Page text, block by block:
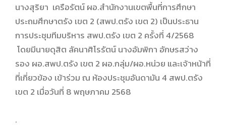
นางสุริยา เครือรัตน์ ผอ.สำนักงานเขตพื้นที่การศึกษา
ประถมศึกษาตรัง เขต 2 (สพป.ตรัง เขต 2) เป็นประธาน
การประชุมทีมบริหาร สพป.ตรัง เขต 2 ครั้งที่ 4/2568
โดยมีนายดุสิต ลัคนาศิโรรัตน์ นางอัมพิกา อักษรสว่าง
รอง ผอ.สพป.ตรัง เขต 2 ผอ.กลุ่ม/ผอ.หน่วย และเจ้าหน้าที่
ที่เกี่ยวข้อง เข้าร่วม ณ ห้องประชุมอันดามัน 4 สพป.ตรัง
เขต 2 เมื่อวันที่ 8 พฤษภาคม 2568
.